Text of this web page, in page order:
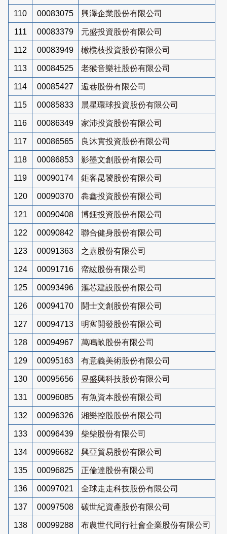
110 00083075 興澤企業股份有限公司
111 00083379 元盛投資股份有限公司
112 00083949 橄欖枝投資股份有限公司
113 00084525 老猴音樂社股份有限公司
114 00085427 逅巷股份有限公司
115 00085833 晨星環球投資股份有限公司
116 00086349 家沛投資股份有限公司
117 00086565 良沐實投資股份有限公司
118 00086853 影墨文創股份有限公司
119 00090174 鉅客昆饕股份有限公司
120 00090370 犇鑫投資股份有限公司
121 00090408 博鋰投資股份有限公司
122 00090842 聯合健身股份有限公司
123 00091363 之嘉股份有限公司
124 00091716 帟紘股份有限公司
125 00093496 滙芯建設股份有限公司
126 00094170 鬪士文創股份有限公司
127 00094713 明寯開發股份有限公司
128 00094967 萬鳴畝股份有限公司
129 00095163 有意義美術股份有限公司
130 00095656 昱盛興科技股份有限公司
131 00096085 有魚資本股份有限公司
132 00096326 湘樂控股股份有限公司
133 00096439 柴柴股份有限公司
134 00096682 興亞貿易股份有限公司
135 00096825 正倫達股份有限公司
136 00097021 全球走走科技股份有限公司
137 00097508 碳世紀資產股份有限公司
138 00099288 布農世代同行社會企業股份有限公司